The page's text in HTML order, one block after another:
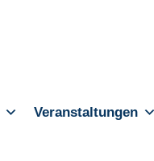
Veranstaltungen